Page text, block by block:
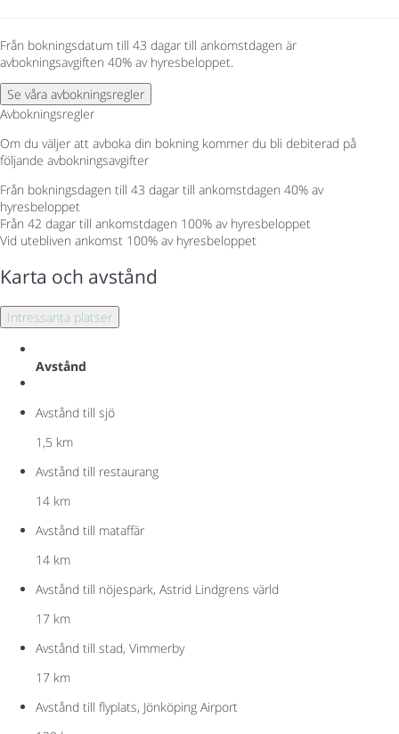
Från bokningsdatum till 43 dagar till ankomstdagen är
avbokningsavgiften 40% av hyresbeloppet.
Se våra avbokningsregler
Avbokningsregler
Om du väljer att avboka din bokning kommer du bli debiterad på
följande avbokningsavgifter
Från bokningsdagen till 43 dagar till ankomstdagen 40% av
hyresbeloppet
Från 42 dagar till ankomstdagen 100% av hyresbeloppet
Vid utebliven ankomst 100% av hyresbeloppet
Karta och avstånd
Intressanta platser
Avstånd
Avstånd till sjö
1,5 km
Avstånd till restaurang
14 km
Avstånd till mataffär
14 km
Avstånd till nöjespark, Astrid Lindgrens värld
17 km
Avstånd till stad, Vimmerby
17 km
Avstånd till flyplats, Jönköping Airport